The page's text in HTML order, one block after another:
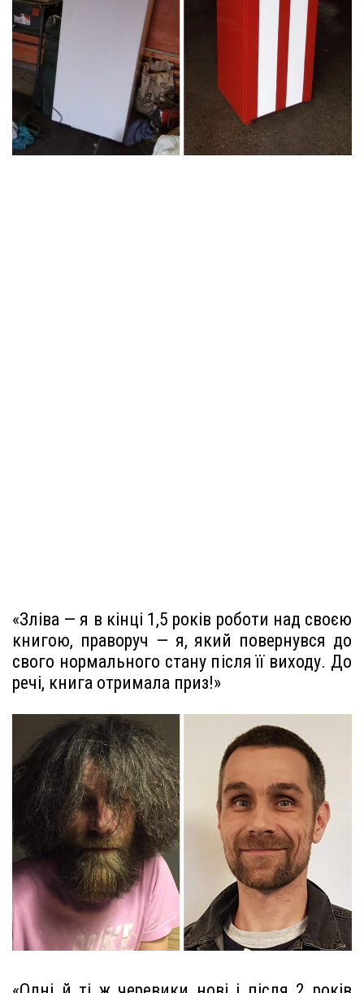
«Зліва — я в кінці 1,5 років роботи над своєю
книгою, праворуч — я, який повернувся до
свого нормального стану після її виходу. До
речі, книга отримала приз!»